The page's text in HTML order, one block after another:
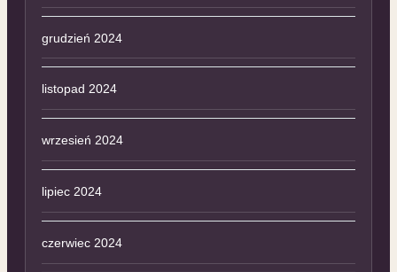
grudzień 2024
listopad 2024
wrzesień 2024
lipiec 2024
czerwiec 2024